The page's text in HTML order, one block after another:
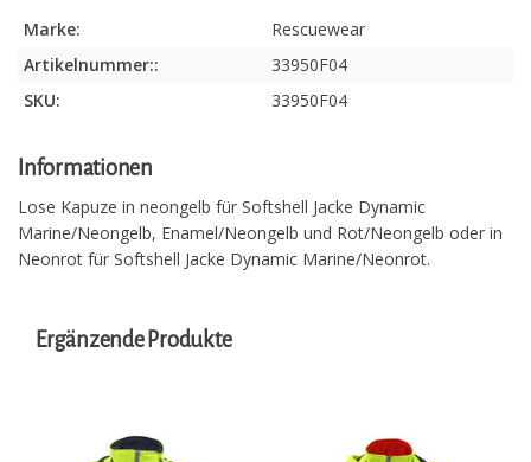
Marke:
Rescuewear
Artikelnummer::
33950F04
SKU:
33950F04
Informationen
Lose Kapuze in neongelb für Softshell Jacke Dynamic
Marine/Neongelb, Enamel/Neongelb und Rot/Neongelb oder in
Neonrot für Softshell Jacke Dynamic Marine/Neonrot.
Ergänzende Produkte